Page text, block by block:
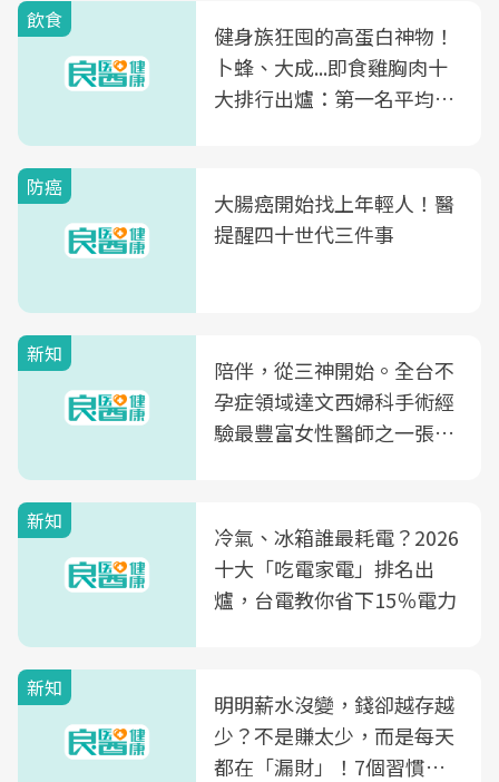
飲食
健身族狂囤的高蛋白神物！
卜蜂、大成...即食雞胸肉十
大排行出爐：第一名平均一
防癌
大腸癌開始找上年輕人！醫
提醒四十世代三件事
新知
陪伴，從三神開始。全台不
孕症領域達文西婦科手術經
驗最豐富女性醫師之一張永
光田醫院建構360度女性健
康照護生態圈
新知
冷氣、冰箱誰最耗電？2026
十大「吃電家電」排名出
爐，台電教你省下15％電力
新知
明明薪水沒變，錢卻越存越
少？不是賺太少，而是每天
都在「漏財」！7個習慣一